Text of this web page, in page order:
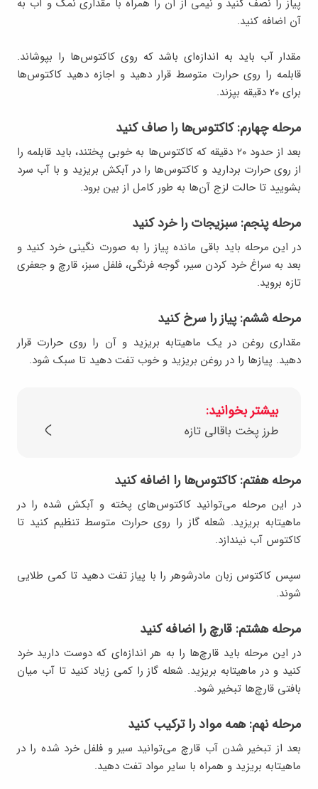
پیاز را نصف کنید و نیمی از آن را همراه با مقداری نمک و آب به
آن اضافه کنید.
مقدار آب باید به اندازه‌ای باشد که روی کاکتوس‌ها را بپوشاند.
قابلمه را روی حرارت متوسط قرار دهید و اجازه دهید کاکتوس‌ها
برای ۲۰ دقیقه بپزند.
مرحله چهارم: کاکتوس‌ها را صاف کنید
بعد از حدود ۲۰ دقیقه که کاکتوس‌ها به خوبی پختند، باید قابلمه را
از روی حرارت بردارید و کاکتوس‌ها را در آبکش بریزید و با آب سرد
بشویید تا حالت لزج آن‌ها به طور کامل از بین برود.
مرحله پنجم: سبزیجات را خرد کنید
در این مرحله باید باقی مانده پیاز را به صورت نگینی خرد کنید و
بعد به سراغ خرد کردن سیر، گوجه فرنگی، فلفل سبز، قارچ و جعفری
تازه بروید.
مرحله ششم: پیاز را سرخ کنید
مقداری روغن در یک ماهیتابه بریزید و آن را روی حرارت قرار
دهید. پیازها را در روغن بریزید و خوب تفت دهید تا سبک شود.
بیشتر بخوانید:
طرز پخت باقالی تازه
مرحله هفتم: کاکتوس‌ها را اضافه کنید
در این مرحله می‌توانید کاکتوس‌های پخته و آبکش شده را در
ماهیتابه بریزید. شعله گاز را روی حرارت متوسط تنظیم کنید تا
کاکتوس آب نیندازد.
سپس کاکتوس زبان مادرشوهر را با پیاز تفت دهید تا کمی طلایی
شوند.
مرحله هشتم: قارچ را اضافه کنید
در این مرحله باید قارچ‌ها را به هر اندازه‌ای که دوست دارید خرد
کنید و در ماهیتابه بریزید. شعله گاز را کمی زیاد کنید تا آب میان
بافتی قارچ‌ها تبخیر شود.
مرحله نهم: همه مواد را ترکیب کنید
بعد از تبخیر شدن آب قارچ می‌توانید سیر و فلفل خرد شده را در
ماهیتابه بریزید و همراه با سایر مواد تفت دهید.